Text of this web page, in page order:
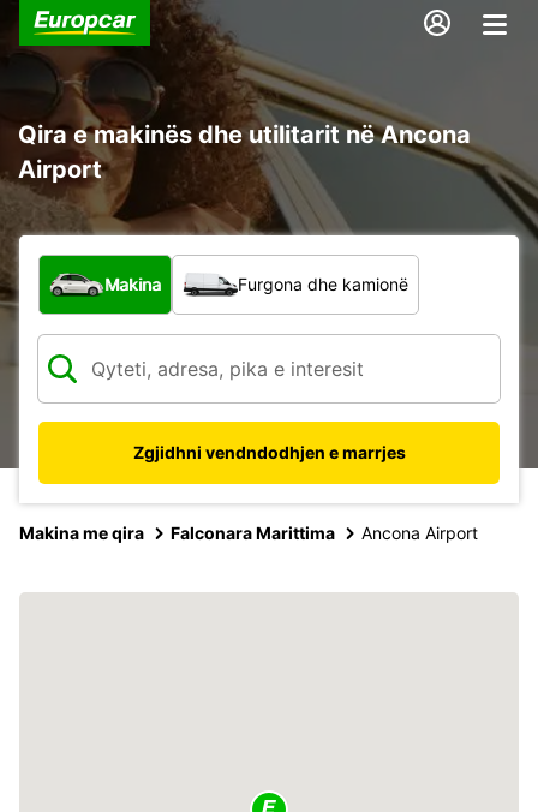
Qira e makinës dhe utilitarit në Ancona
Airport
Çfarë lloj automjeti?
Makina Furgona dhe kamionë
Zgjidhni vendndodhjen e marrjes
Makina me qira Falconara Marittima Ancona Airport